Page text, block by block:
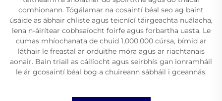
comhionann. Tógálamar na cosaintí béal seo ag baint
úsáide as ábhair chliste agus teicnící táirgeachta nuálacha,
lena n-áirítear cobhsaíocht foirfe agus forbartha uasta. Le
cumas mhíochanata de chuid 1,000,000 cúrsa, bímid ar
láthair le freastal ar orduithe móra agus ar riachtanais
aonair. Bain triail as cáilíocht agus seirbhís gan ionramháil
le ár gcosaintí béal bog a chuireann sábháil i gceannás.